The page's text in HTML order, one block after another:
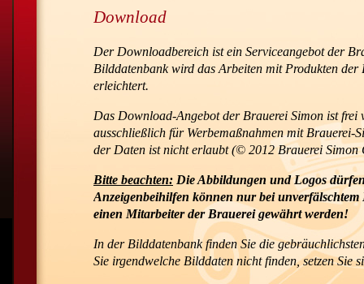
Download
Der Downloadbereich ist ein Serviceangebot der
Bilddatenbank wird das Arbeiten mit Produkten
erleichtert.
Das Download-Angebot der Brauerei Simon ist
ausschließlich für Werbemaßnahmen mit Brauerei-
der Daten ist nicht erlaubt (© 2012 Brauerei Simon
Bitte beachten: Die Abbildungen und Logos
Anzeigenbeihilfen können nur bei
einen Mitarbeiter der Brauerei gewährt werden!
In der Bilddatenbank finden Sie die
Sie irgendwelche Bilddaten nicht finden, setzen Sie